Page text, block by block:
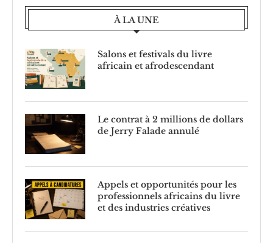
À LA UNE
Salons et festivals du livre
africain et afrodescendant
Le contrat à 2 millions de dollars
de Jerry Falade annulé
Appels et opportunités pour les
professionnels africains du livre
et des industries créatives